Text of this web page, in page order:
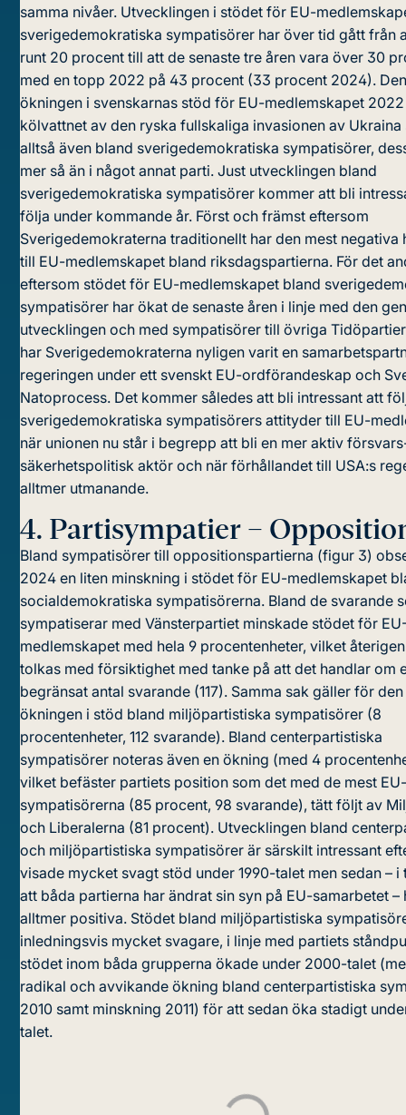
samma nivåer. Utvecklingen i stödet för EU-
sverigedemokratiska sympatisörer har över tid gått från
runt 20 procent till att de senaste tre åren vara över 30
med en topp 2022 på 43 procent (33 procent 2024).
ökningen i svenskarnas stöd för EU-medlemskapet
kölvattnet av den ryska fullskaliga invasionen av Ukraina
alltså även bland sverigedemokratiska sympatisörer,
mer så än i något annat parti. Just utvecklingen bland
sverigedemokratiska sympatisörer kommer att bli
följa under kommande år. Först och främst eftersom
Sverigedemokraterna traditionellt har den mest negativa
till EU-medlemskapet bland riksdagspartierna. För det
eftersom stödet för EU-medlemskapet bland
sympatisörer har ökat de senaste åren i linje med den
utvecklingen och med sympatisörer till övriga
har Sverigedemokraterna nyligen varit en
regeringen under ett svenskt EU-ordförandeskap och
Natoprocess. Det kommer således att bli intressant att
sverigedemokratiska sympatisörers attityder till EU-
när unionen nu står i begrepp att bli en mer aktiv
säkerhetspolitisk aktör och när förhållandet till USA:s
alltmer utmanande.
4. Partisympatier –
Bland sympatisörer till oppositionspartierna (figur 3)
2024 en liten minskning i stödet för EU-medlemskapet
socialdemokratiska sympatisörerna. Bland de svarande
sympatiserar med Vänsterpartiet minskade stödet för
medlemskapet med hela 9 procentenheter, vilket
tolkas med försiktighet med tanke på att det handlar om
begränsat antal svarande (117). Samma sak gäller för
ökningen i stöd bland miljöpartistiska sympatisörer (8
procentenheter, 112 svarande). Bland centerpartistiska
sympatisörer noteras även en ökning (med 4
vilket befäster partiets position som det med de mest
sympatisörerna (85 procent, 98 svarande), tätt följt av
och Liberalerna (81 procent). Utvecklingen bland
och miljöpartistiska sympatisörer är särskilt intressant
visade mycket svagt stöd under 1990-talet men sedan – i
att båda partierna har ändrat sin syn på EU-samarbetet –
alltmer positiva. Stödet bland miljöpartistiska
inledningsvis mycket svagare, i linje med partiets
stödet inom båda grupperna ökade under 2000-talet
radikal och avvikande ökning bland centerpartistiska
2010 samt minskning 2011) för att sedan öka stadigt
talet.